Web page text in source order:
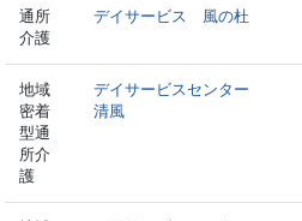
通所
介護
デイサービス 風の杜
地域
密着
型通
所介
護
デイサービスセンター
清風